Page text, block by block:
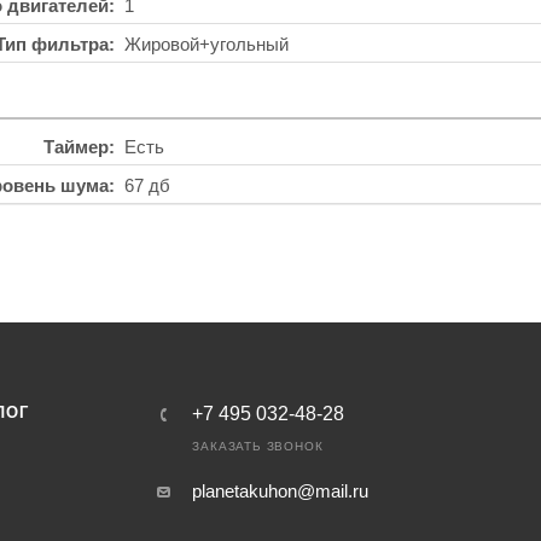
двигателей
1
фильтра
Жировой+угольный
Таймер
Есть
шума
67 дб
+7 495 032-48-28
ЗАКАЗАТЬ ЗВОНОК
planetakuhon@mail.ru